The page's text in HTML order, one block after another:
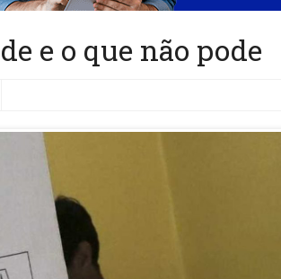
e o que não pode